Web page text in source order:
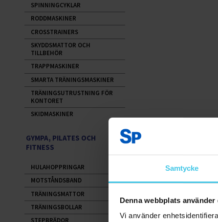
Samtycke
Denna webbplats använder
Vi använder
SPINNINGCYKLAR
RODDMASKINER
CROSSTRAINERS
SKYDDSMATTOR OCH
TILLBEHÖR
TRAPPMASKINER
SMARTA TRÄNINGSMASKINER
TRÄNINGSUTRUSTNING FÖR
KONTORET
SKIDMASKINER
GYMPA, PILATES OCH
FITNESS
HULAHOPPRINGAR
MOTSTÅNDSBAND
TRÄNINGSMATTOR
TRÄNINGSBOLLAR